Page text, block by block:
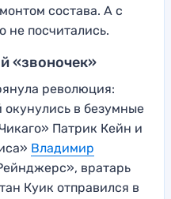
состава. А с
не посчитались.
«звоночек»
революция:
окунулись в безумные
Патрик Кейн и
Владимир
вратарь
Куик отправился в